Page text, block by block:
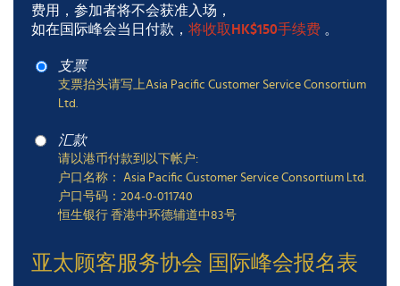
费用，参加者将不会获准入场，
如在国际峰会当日付款， 将收取HK$150手续费 。
支票
支票抬头请写上Asia Pacific Customer Service Consortium
Ltd.
汇款
请以港币付款到以下帐户:
户口名称： Asia Pacific Customer Service Consortium Ltd.
户口号码：204-0-011740
恒生银行 香港中环德辅道中83号
亚太顾客服务协会 国际峰会报名表